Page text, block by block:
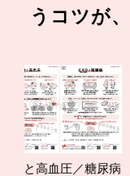
うコツが
と高血圧／糖尿病